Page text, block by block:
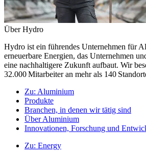
Über Hydro
Hydro ist ein führendes Unternehmen für
erneuerbare Energien, das Unternehmen
eine nachhaltigere Zukunft aufbaut. Wir
32.000 Mitarbeiter an mehr als 140
Zu: Aluminium
Produkte
Branchen, in denen wir tätig sind
Über Aluminium
Innovationen, Forschung und
Zu: Energy